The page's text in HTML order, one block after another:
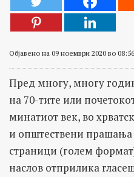
Објавено на 09 ноември 2020 во 08:56
Пред многу, многу
на 70-тите или
минатиот век, во
и општествени прашања
страници (голем формат)
наслов отприлика